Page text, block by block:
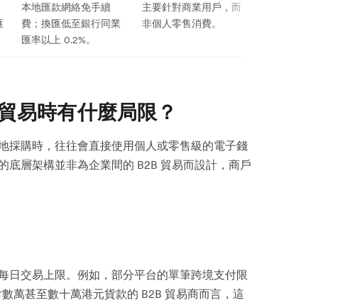
本地匯款網絡免手續
費；換匯低至銀行同業
匯率以上 0.2%。
主要針對商業用戶，而
非個人零售消費。
易時有什麼局限？
採購時，往往會直接使用個人或零售級的電子錢
底層架構並非為企業間的 B2B 貿易而設計，商戶
日交易上限。例如，部分平台的單筆跨境支付限
萬甚至數十萬港元貨款的 B2B 貿易商而言，這